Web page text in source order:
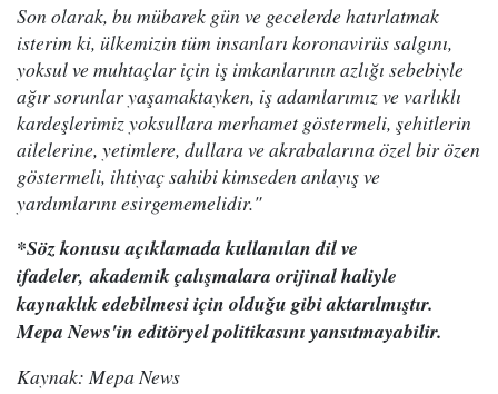
Son olarak, bu mübarek gün ve gecelerde hatırlatmak
isterim ki, ülkemizin tüm insanları koronavirüs salgını,
yoksul ve muhtaçlar için iş imkanlarının azlığı sebebiyle
ağır sorunlar yaşamaktayken, iş adamlarımız ve varlıklı
kardeşlerimiz yoksullara merhamet göstermeli, şehitlerin
ailelerine, yetimlere, dullara ve akrabalarına özel bir özen
göstermeli, ihtiyaç sahibi kimseden anlayış ve
yardımlarını esirgememelidir."
*Söz konusu açıklamada kullanılan dil ve
ifadeler, akademik çalışmalara orijinal haliyle
kaynaklık edebilmesi için olduğu gibi aktarılmıştır.
Mepa News'in editöryel politikasını yansıtmayabilir.
Kaynak: Mepa News